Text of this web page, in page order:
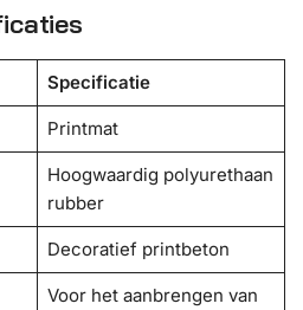
Specificatie
Printmat
Hoogwaardig polyurethaan
rubber
Decoratief printbeton
Voor het aanbrengen van